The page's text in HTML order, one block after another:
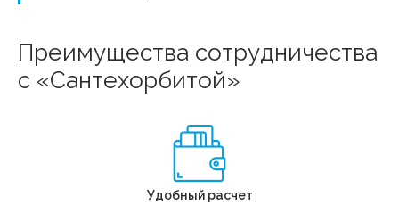
Преимущества сотрудничества
с «Сантехорбитой»
Удобный расчет